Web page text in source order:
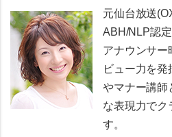
元仙台放送
ABH/NLP認
アナウンサー
ビュー力を
やマナー講師
な表現力でク
す。